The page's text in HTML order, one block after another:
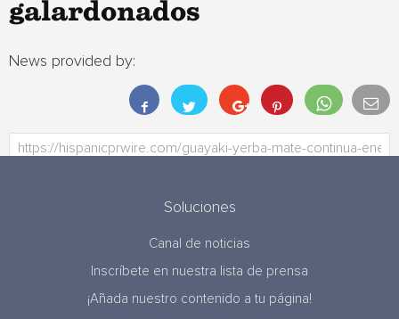
galardonados
News provided by:
Soluciones
Canal de noticias
Inscríbete en nuestra lista de prensa
¡Añada nuestro contenido a tu página!